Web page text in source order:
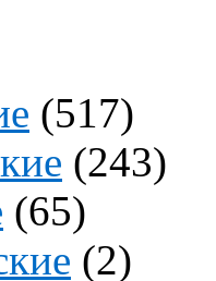
(517)
(243)
(65)
(2)